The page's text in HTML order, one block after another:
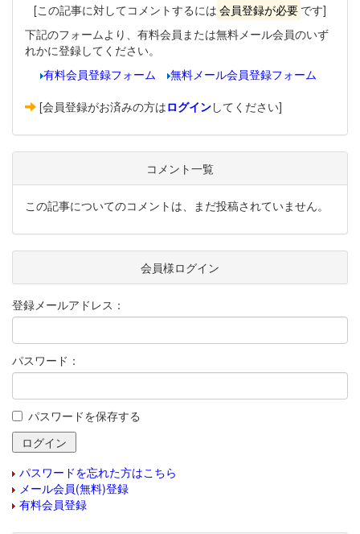
[この記事に対してコメントするには 会員登録が必要 です]
下記のフォームより、有料会員または無料メール会員のいず
れかに登録してください。
有料会員登録フォーム
無料メール会員登録フォーム
[会員登録がお済みの方はログインしてください]
コメント一覧
この記事についてのコメントは、まだ投稿されていません。
会員様ログイン
登録メールアドレス：
パスワード：
パスワードを保存する
パスワードを忘れた方はこちら
メール会員(無料)登録
有料会員登録